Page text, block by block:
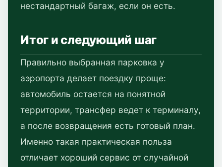
нестандартный багаж, если он есть.
Итог и следующий шаг
Правильно выбранная парковка у
аэропорта делает поездку проще:
автомобиль остается на понятной
территории, трансфер ведет к терминалу,
а после возвращения есть готовый план.
Именно такая практическая польза
отличает хороший сервис от случайной